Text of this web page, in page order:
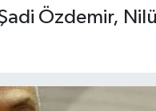
Özdemir,